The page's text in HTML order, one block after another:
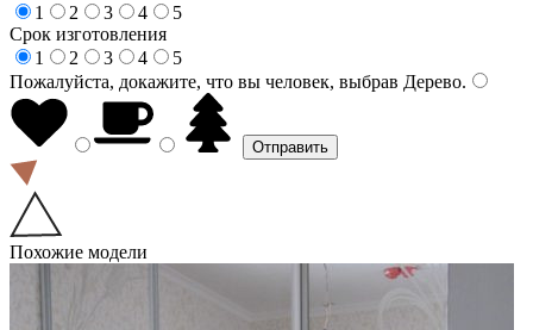
1
2 3 4
5
Срок изготовления
1
2 3 4
5
Пожалуйста, докажите, что вы человек, выбрав Дерево.
Похожие модели